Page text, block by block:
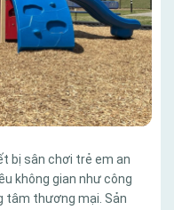
bị sân chơi trẻ em an
không gian như công
tâm thương mại. Sản